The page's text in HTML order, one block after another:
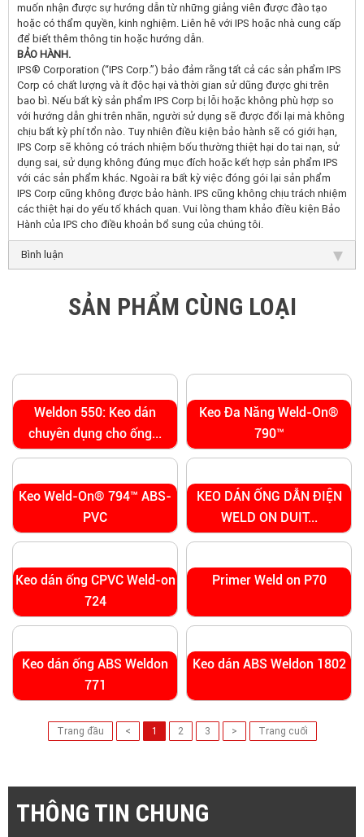
muốn nhận được sự hướng dẫn từ những giảng viên được đào tạo
hoặc có thẩm quyền, kinh nghiệm. Liên hê với IPS hoặc nhà cung cấp
để biết thêm thông tin hoặc hướng dẫn.
BẢO HÀNH.
IPS® Corporation (“IPS Corp.”) bảo đảm rằng tất cả các sản phẩm IPS
Corp có chất lượng và ít độc hại và thời gian sử dũng được ghi trên
bao bì. Nếu bất kỳ sản phẩm IPS Corp bị lỗi hoặc không phù hợp so
với hướng dẫn ghi trên nhãn, người sử dụng sẽ được đổi lại mà không
chịu bất kỳ phí tổn nào. Tuy nhiên điều kiện bảo hành sẽ có giới hạn,
IPS Corp sẽ không có trách nhiệm bốu thường thiệt hại do tai nạn, sử
dụng sai, sử dụng không đúng mục đích hoặc kết hợp sản phẩm IPS
với các sản phẩm khác. Ngoài ra bất kỳ việc đóng gói lại sản phẩm
IPS Corp cũng không được bảo hành. IPS cũng không chịu trách nhiệm
các thiệt hại do yếu tố khách quan. Vui lòng tham khảo điều kiện Bảo
Hành của IPS cho điều khoản bổ sung của chúng tôi.
Bình luận
SẢN PHẨM CÙNG LOẠI
Weldon 550: Keo dán
chuyên dụng cho ống...
Keo Đa Năng Weld-On®
790™
Keo Weld-On® 794™ ABS-
PVC
KEO DÁN ỐNG DẪN ĐIỆN
WELD ON DUIT...
Keo dán ống CPVC Weld-on
724
Primer Weld on P70
Keo dán ống ABS Weldon
771
Keo dán ABS Weldon 1802
Trang đầu < 1 2 3 > Trang cuối
THÔNG TIN CHUNG